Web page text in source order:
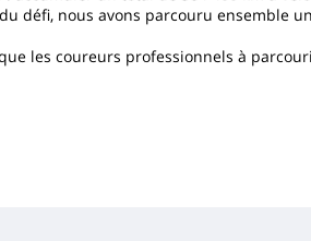
défi, nous avons parcouru ensemble
les coureurs professionnels à